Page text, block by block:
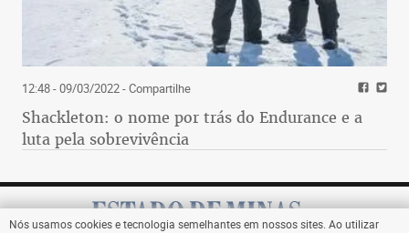
12:48 - 09/03/2022- Compartilhe
Shackleton: o nome por trás do Endurance e a
luta pela sobrevivência
Nós usamos cookies e tecnologia semelhantes em nossos sites. Ao utilizar